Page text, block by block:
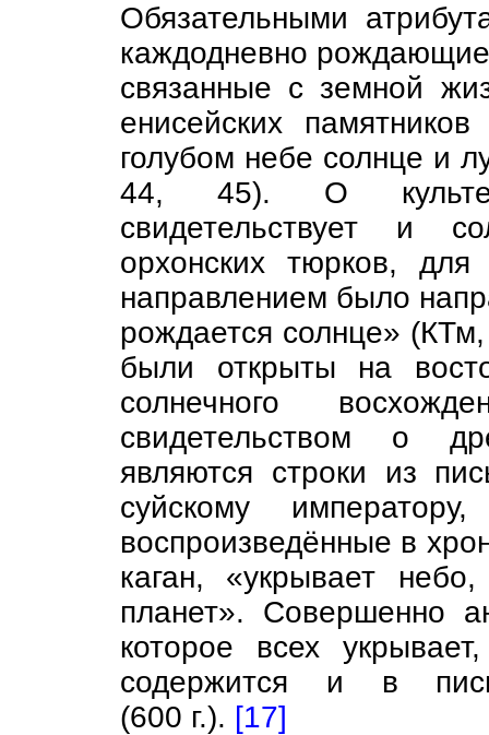
Обязательными
каждодневно
связанные с земной
енисейских
голубом небе солнце и
44, 45). О культе
свидетельствует и
орхонских тюрков,
направлением было
рождается солнце»
были открыты на
солнечного
свидетельством о
являются строки из
суйскому
воспроизведённые в
каган, «укрывает
планет». Совершенно
которое всех
содержится и в
(600 г.). [17]